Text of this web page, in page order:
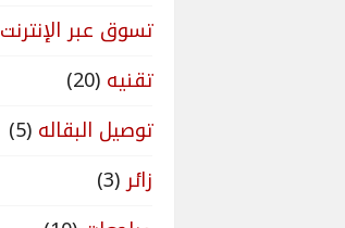
تسوق عبر الإنترنت
تقنيه (20)
توصيل البقاله (5)
زائر(3)